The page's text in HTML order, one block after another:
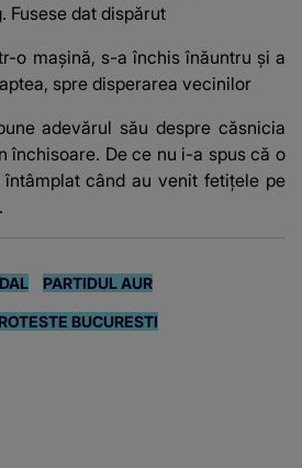
Fusese dat dispărut
o mașină, s-a închis înăuntru și a
spre disperarea vecinilor
adevărul său despre căsnicia
închisoare. De ce nu i-a spus că o
când au venit fetițele pe
PARTIDUL AUR
BUCURESTI